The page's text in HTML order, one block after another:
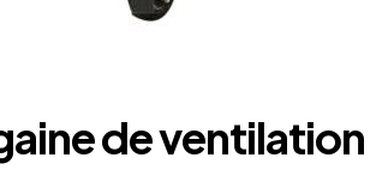
de ventilation